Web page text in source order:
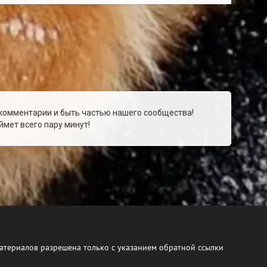
и быть частью нашего сообщества!
всего пару минут!
разрешена только с указанием обратной ссылки